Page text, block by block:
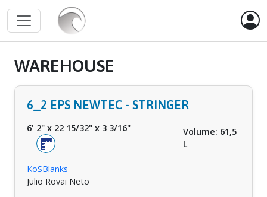
WAREHOUSE
6_2 EPS NEWTEC - STRINGER
6' 2" x 22 15/32" x 3 3/16"
Volume: 61,5
L
KoSBlanks
Julio Rovai Neto